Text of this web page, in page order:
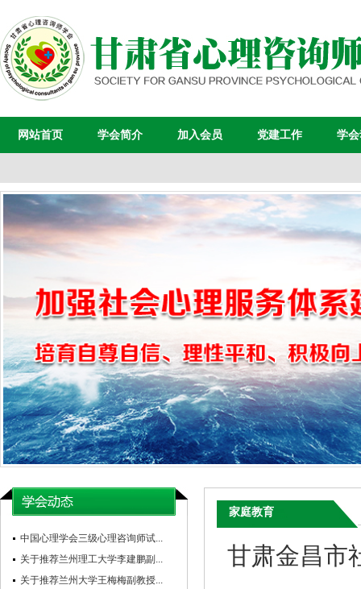
网站首页 学会简介 加入会员 党建工作 学
中国心理学会三级心理咨询师试...
关于推荐兰州理工大学李建鹏副...
关于推荐兰州大学王梅梅副教授...
家庭教育
甘肃金昌市